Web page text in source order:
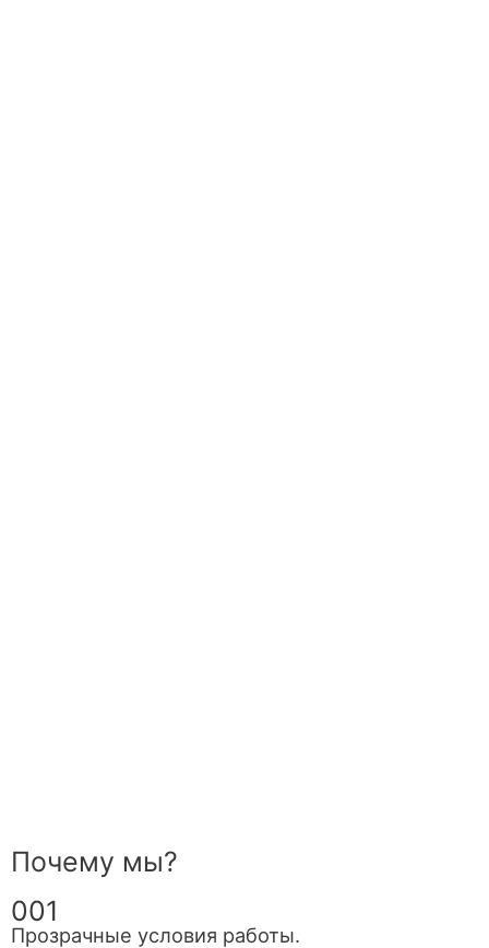
Почему мы?
001
Прозрачные условия работы.